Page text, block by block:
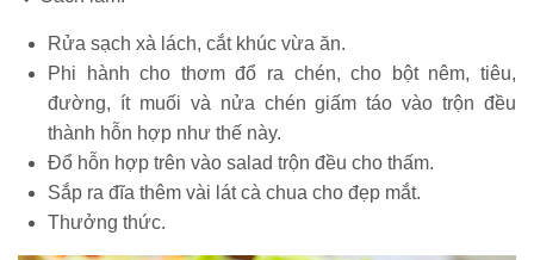
Rửa sạch xà lách, cắt khúc vừa ăn.
Phi hành cho thơm đổ ra chén, cho bột nêm, tiêu,
đường, ít muối và nửa chén giấm táo vào trộn đều
thành hỗn hợp như thế này.
Đổ hỗn hợp trên vào salad trộn đều cho thấm.
Sắp ra đĩa thêm vài lát cà chua cho đẹp mắt.
Thưởng thức.